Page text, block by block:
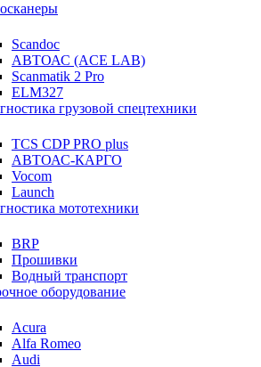
Scandoc
АВТОАС (ACE LAB)
Scanmatik 2 Pro
ELM327
грузовой спецтехники
TCS CDP PRO plus
АВТОАС-КАРГО
Vocom
Launch
мототехники
BRP
Прошивки
Водный транспорт
оборудование
Acura
Alfa Romeo
Audi